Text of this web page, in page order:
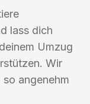
lass dich
Umzug
Wir
angenehm